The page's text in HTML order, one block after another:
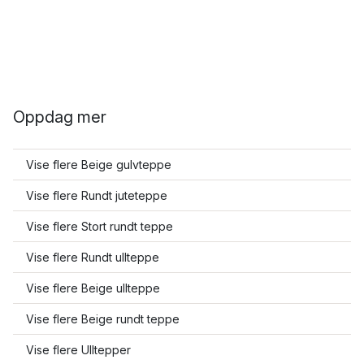
Oppdag mer
Vise flere Beige gulvteppe
Vise flere Rundt juteteppe
Vise flere Stort rundt teppe
Vise flere Rundt ullteppe
Vise flere Beige ullteppe
Vise flere Beige rundt teppe
Vise flere Ulltepper